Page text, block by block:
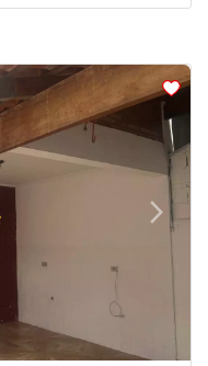
arrow_forward_ios
Next